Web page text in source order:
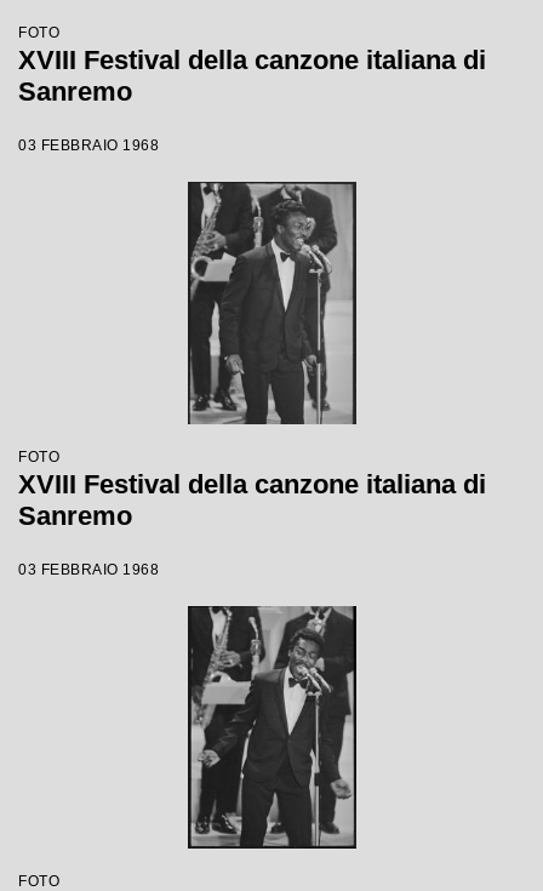
FOTO
XVIII Festival della canzone italiana di
Sanremo
03 FEBBRAIO 1968
FOTO
XVIII Festival della canzone italiana di
Sanremo
03 FEBBRAIO 1968
FOTO